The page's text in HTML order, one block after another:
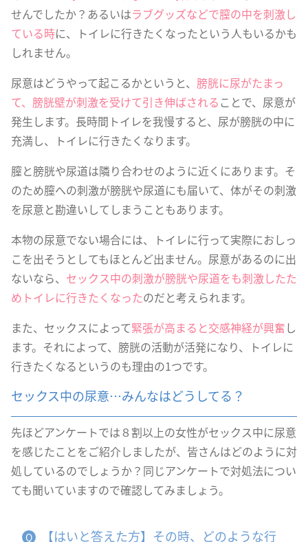
せんでしたか？あるいはラブグッズなどで膣の中を刺激し
ている時に、トイレに行きたくなったという人もいるかも
しれません。
尿意はどうやって起こるかというと、 膀胱に尿がたまっ
て、膀胱壁が刺激を受けて引き伸ばされることで、尿意が
発生します。長時間トイレを我慢すると、尿が膀胱の中に
充満し、トイレに行きたくなります。
膣と膀胱や尿道は隣り合わせのように近くにあります。そ
のため膣への刺激が膀胱や尿道にも届いて、体がその刺激
を尿意と勘違いしてしまうこともあります。
本物の尿意でない場合には、トイレに行って実際におしっ
こを出そうとしてもほとんど出ません。尿意があるのに出
ないなら、 セックス中の刺激が膀胱や尿道をも刺激したた
めトイレに行きたくなったのだと考えられます。
また、セックスによって緊張が高まると交感神経が興奮し
ます。それによって、膀胱の活動が活発になり、トイレに
行きたくなるというのも理由の1つです。
セックス中の尿意…みんなはどうしてる？
先ほどアンケートでは８割以上の女性がセックス中に尿意
を感じたことをご紹介しましたが、皆さんはどのように対
処しているのでしょうか？同じアンケートで対処法につい
ても聞いていますので確認してみましょう。
【はいと答えた方】その時、どのような行